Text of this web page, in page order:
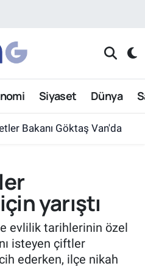
Siyaset Dünya
Bakanı Göktaş Van'da
yarıştı
evlilik tarihlerinin özel
isteyen çiftler
ederken, ilçe nikah
ve Fikstür